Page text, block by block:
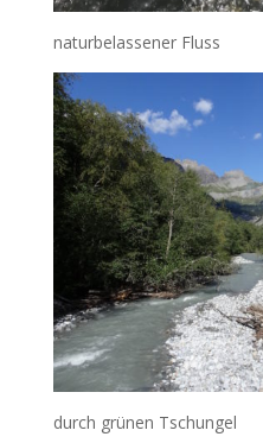
naturbelassener Fluss
durch grünen Tschungel